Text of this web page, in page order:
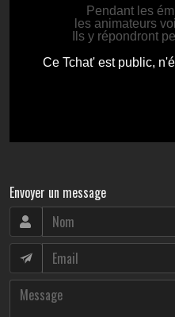
Envoyer un message